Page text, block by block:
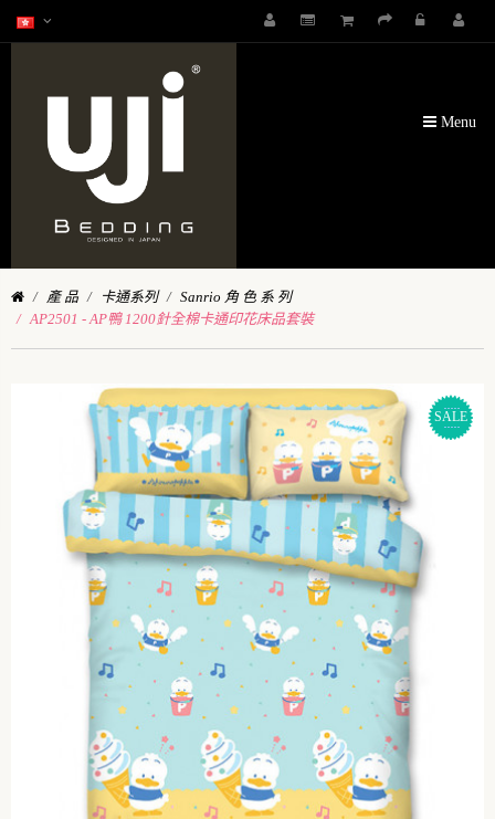
Menu
產 品 卡通系列
Sanrio 角 色 系 列
AP2501 - AP鴨 1200針全棉卡通印花床品套裝
SALE